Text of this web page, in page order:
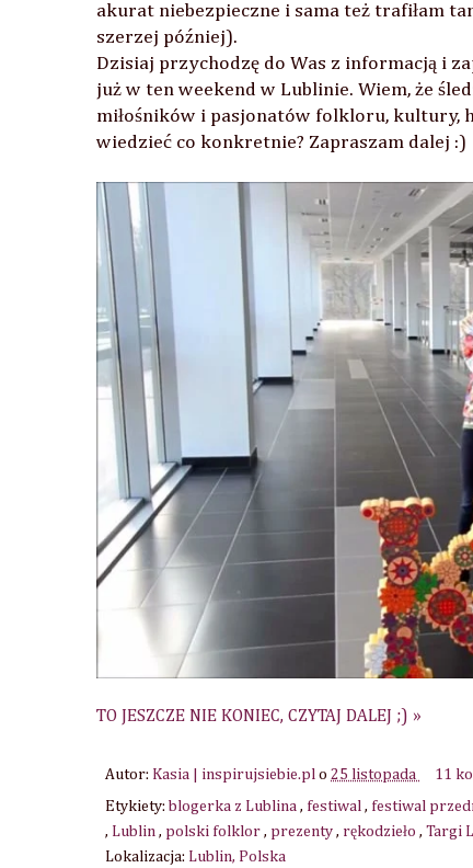
akurat niebezpieczne i sama też trafiłam
szerzej później).
Dzisiaj przychodzę do Was z informacją i
już w ten weekend w Lublinie. Wiem, że
miłośników i pasjonatów folkloru, kultury,
wiedzieć co konkretnie? Zapraszam dalej :)
TO JESZCZE NIE KONIEC, CZYTAJ DALEJ ;) »
Autor: Kasia | inspirujsiebie.pl o 25 listopada 11
Etykiety: blogerka z Lublina , festiwal , festiwal
, Lublin , polski folklor , prezenty , rękodzieło , Targi
Lokalizacja: Lublin, Polska